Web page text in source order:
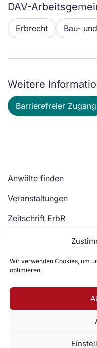
Wir verwenden Cookies, um
optimieren.
DAV-
Erbrecht Bau-
Weitere
Barrierefreier Zugang
Anwälte finden
Veranstaltungen
Zeitschrift ErbR
Zur